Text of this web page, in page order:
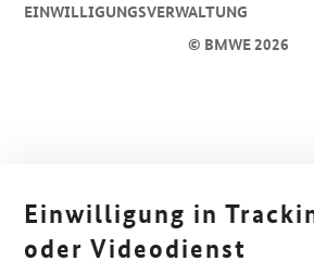
© BMWE 2026
EINWILLIGUNGSVERWALTUNG
Einwilligung in
oder Videodienst